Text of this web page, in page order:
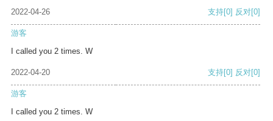
2022-04-26 支持[0] 反对[0]
游客
I called you 2 times. W
2022-04-20 支持[0] 反对[0]
游客
I called you 2 times. W